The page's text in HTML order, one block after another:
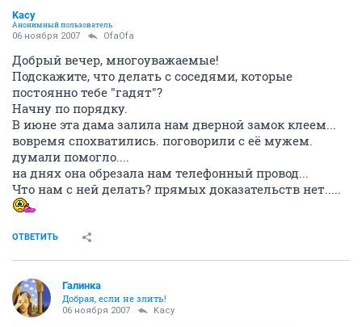
Kacy
Анонимный пользователь
06 ноября 2007 OfaOfa
Добрый вечер, многоуважаемые!
Подскажите, что делать с соседями, которые
постоянно тебе "гадят"?
Начну по порядку.
В июне эта дама залила нам дверной замок клеем...
вовремя спохватились. поговорили с её мужем.
думали помогло....
на днях она обрезала нам телефонный провод...
Что нам с ней делать? прямых доказательств нет.....
ОТВЕТИТЬ
Галинка
Добрая, если не злить!
06 ноября 2007 Kacy